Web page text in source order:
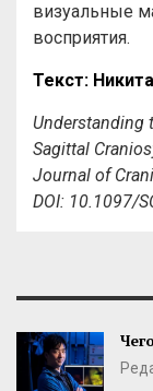
визуальные
восприятия.
Текст: Никита
Understanding
Sagittal
Journal of
DOI: 10.1097/